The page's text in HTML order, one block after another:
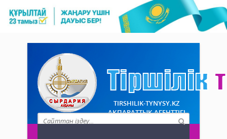
TIRSHILIK-TYNYSY.KZ
АҚПАРАТТЫҚ АГЕНТТІГІ